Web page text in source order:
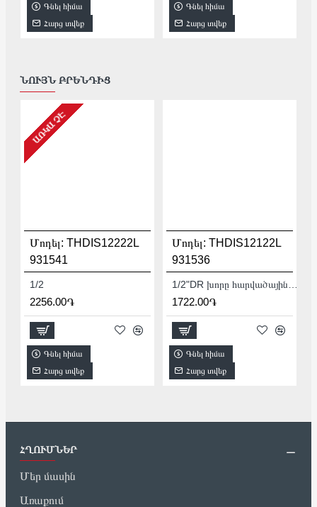
Գնել հիմա
Հարց տվեք
Գնել հիմա
Հարց տվեք
ՆՈՒՅՆ ԲՐԵՆԴԻՑ
ԱՌԿԱ ՉԷ
Մոդել: THDIS12222L
931541
1/2
2256.00֏
Գնել հիմա
Հարց տվեք
Մոդել: THDIS12122L
931536
1722.00֏
Գնել հիմա
Հարց տվեք
ՀՂՈՒՄՆԵՐ
Մեր մասին
Առաքում